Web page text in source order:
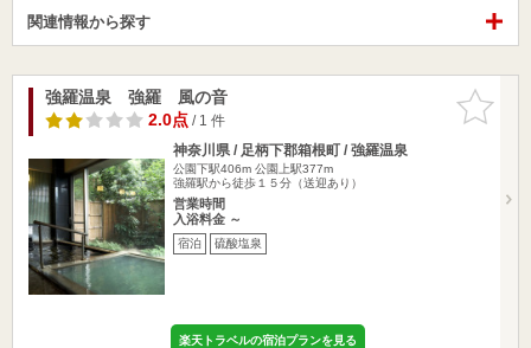
関連情報から探す
お気に入
りに追加
強羅温泉 強羅 風の音
2.0点/ 1 件
神奈川県 / 足柄下郡箱根町 / 強羅温泉
公園下駅406m 公園上駅377m
強羅駅から徒歩１５分（送迎あり）
営業時間
入浴料金 ～
宿泊 硫酸塩泉
楽天トラベルの宿泊プランを見る